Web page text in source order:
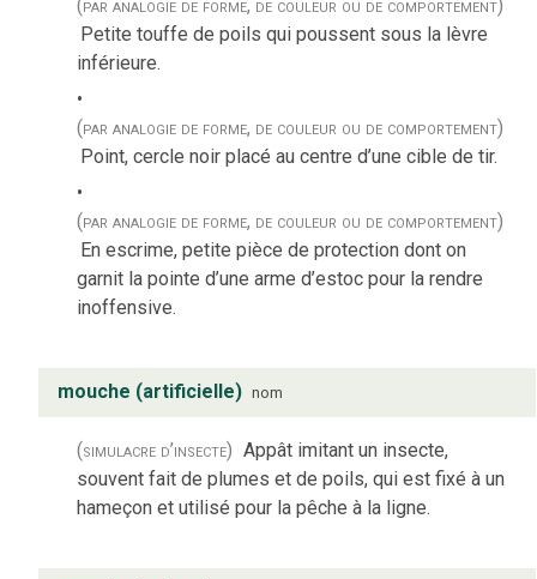
(par analogie de forme, de couleur ou de comportement)
Petite touffe de poils qui poussent sous la lèvre
inférieure.
(par analogie de forme, de couleur ou de comportement)
Point, cercle noir placé au centre d’une cible de tir.
(par analogie de forme, de couleur ou de comportement)
En escrime, petite pièce de protection dont on
garnit la pointe d’une arme d’estoc pour la rendre
inoffensive.
mouche (artificielle) nom
(simulacre d’insecte) Appât imitant un insecte,
souvent fait de plumes et de poils, qui est fixé à un
hameçon et utilisé pour la pêche à la ligne.